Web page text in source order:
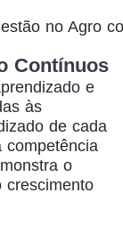
Contínuos
e
às
de cada
competência
o
crescimento